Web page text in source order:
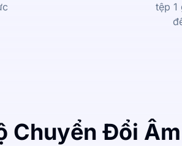
tệp 1
Chuyển Đổi